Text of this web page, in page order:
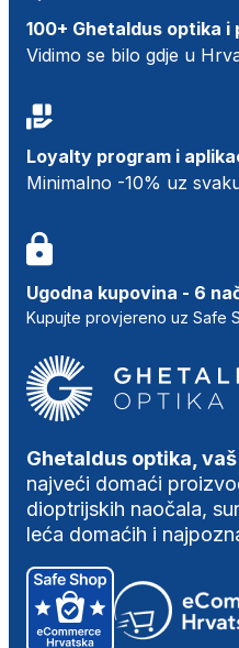
100+ Ghetaldus optika i
Vidimo se bilo gdje u
Loyalty program i
Minimalno -10% uz
Ugodna kupovina - 6
Kupujte provjereno uz Safe
Ghetaldus optika,
najveći domaći
dioptrijskih naočala,
leća domaćih i